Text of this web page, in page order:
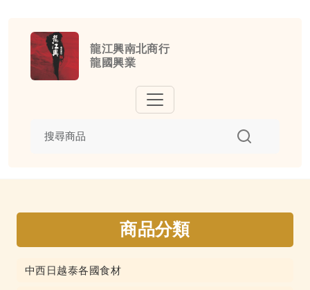
龍江興南北商行
龍國興業
商品分類
中西日越泰各國食材